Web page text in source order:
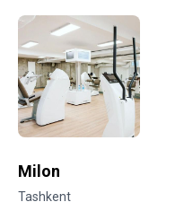
Milon
Tashkent